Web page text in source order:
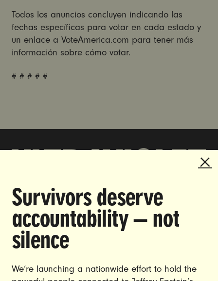
Todos los anuncios concluyen indicando las
fechas específicas para votar en cada estado y
un enlace a VoteAmerica.com para tener más
información sobre cómo votar.
# # # # #
Survivors deserve
accountability — not
silence
We’re launching a nationwide effort to hold the
DOING THE WORK TO MAKE
GENDER JUSTICE A REALITY.
CONTACT US